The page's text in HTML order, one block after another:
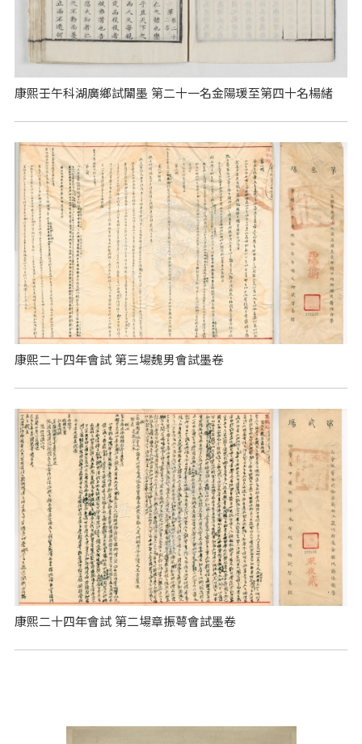
康熙壬午科湖廣鄉試闈墨 第二十一名金陽瑗至第四十名楊緒
康熙二十四年會試 第三場魏男會試墨卷
康熙二十四年會試 第二場章振萼會試墨卷